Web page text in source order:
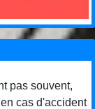
pas souvent,
cas d'accident